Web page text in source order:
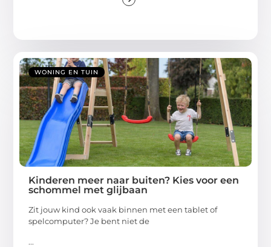
WONING EN TUIN
Kinderen meer naar buiten? Kies voor een
schommel met glijbaan
Zit jouw kind ook vaak binnen met een tablet of
spelcomputer? Je bent niet de
...